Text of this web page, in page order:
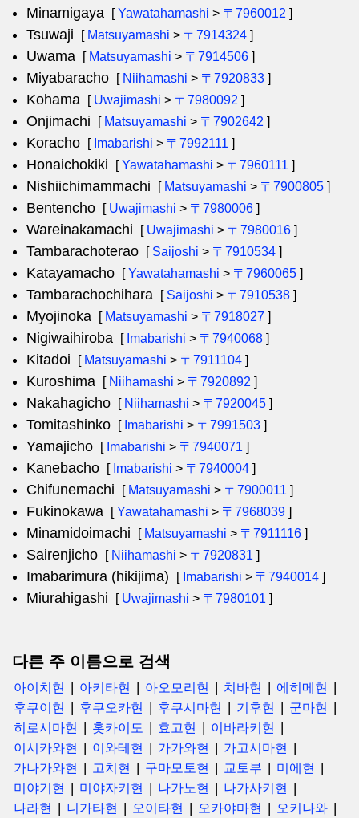
Minamigaya [Yawatahamashi > 〒7960012 ]
Tsuwaji [ Matsuyamashi > 〒7914324 ]
Uwama [ Matsuyamashi > 〒7914506 ]
Miyabaracho [ Niihamashi > 〒7920833 ]
Kohama [ Uwajimashi > 〒7980092 ]
Onjimachi [ Matsuyamashi > 〒7902642 ]
Koracho [ Imabarishi > 〒7992111 ]
Honaichokiki [Yawatahamashi > 〒7960111 ]
Nishiichimammachi [ Matsuyamashi > 〒7900805 ]
Bentencho [ Uwajimashi > 〒7980006 ]
Wareinakamachi [ Uwajimashi > 〒7980016 ]
Tambarachoterao [ Saijoshi > 〒7910534 ]
Katayamacho [Yawatahamashi > 〒7960065 ]
Tambarachochihara [ Saijoshi > 〒7910538 ]
Myojinoka [ Matsuyamashi > 〒7918027 ]
Nigiwaihiroba [ Imabarishi > 〒7940068 ]
Kitadoi [ Matsuyamashi > 〒7911104 ]
Kuroshima [ Niihamashi > 〒7920892 ]
Nakahagicho [ Niihamashi > 〒7920045 ]
Tomitashinko [ Imabarishi > 〒7991503 ]
Yamajicho [ Imabarishi > 〒7940071 ]
Kanebacho [ Imabarishi > 〒7940004 ]
Chifunemachi [ Matsuyamashi > 〒7900011 ]
Fukinokawa [Yawatahamashi > 〒7968039 ]
Minamidoimachi [ Matsuyamashi > 〒7911116 ]
Sairenjicho [ Niihamashi > 〒7920831 ]
Imabarimura (hikijima) [ Imabarishi > 〒7940014 ]
Miurahigashi [ Uwajimashi > 〒7980101 ]
다른 주 이름으로 검색
아이치현 아키타현 아오모리현 치바현
에히메현
후쿠이현
후쿠오카현 후쿠시마현 기후현
군마현
히로시마현
홋카이도 효고현
이바라키현
이시카와현
이와테현 가가와현
가고시마현
가나가와현
고치현 구마모토현 교토부
미에현
미야기현
미야자키현 나가노현
나가사키현
나라현
니가타현 오이타현 오카야마현
오키나와